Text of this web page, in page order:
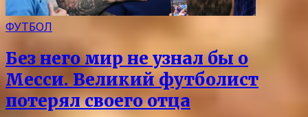
ФУТБОЛ
Без него мир не узнал бы о
Месси. Великий футболист
потерял своего отца